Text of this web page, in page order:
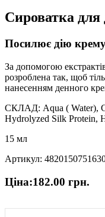
Сироватка для
Посилює дію
За допомогою
розроблена так, щоб
нанесенням денного
СКЛАД: Aqua ( Water),
Hydrolyzed Silk Protein,
15 мл
Артикул:
Ціна:182.00 грн.